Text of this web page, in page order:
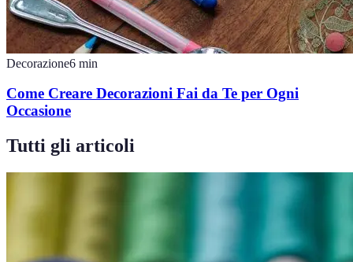
Decorazione6 min
Come Creare Decorazioni Fai da Te per Ogni
Occasione
Tutti gli articoli